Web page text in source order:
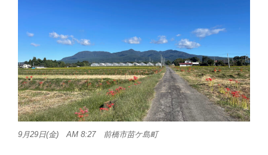
9月29日(金) AM 8:27 前橋市苗ケ島町